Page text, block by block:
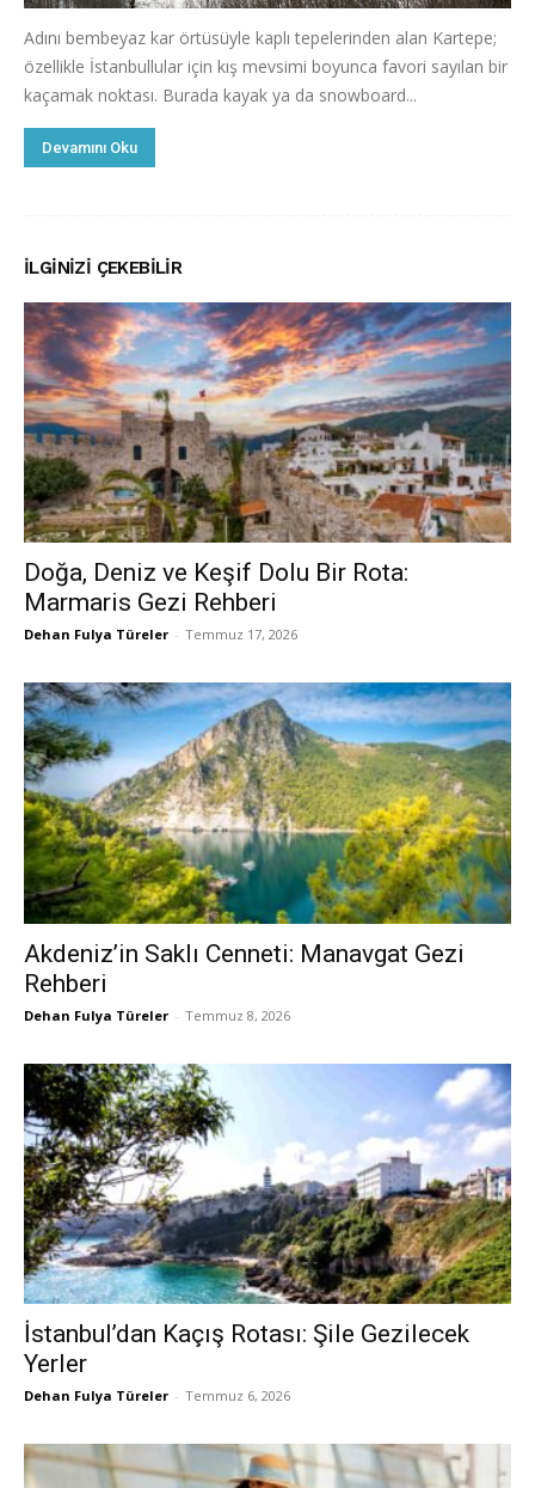
Adını bembeyaz kar örtüsüyle kaplı tepelerinden alan Kartepe;
özellikle İstanbullular için kış mevsimi boyunca favori sayılan bir
kaçamak noktası. Burada kayak ya da snowboard...
Devamını Oku
İLGINIZI ÇEKEBILIR
Doğa, Deniz ve Keşif Dolu Bir Rota:
Marmaris Gezi Rehberi
Dehan Fulya Türeler - Temmuz 17, 2026
Akdeniz’in Saklı Cenneti: Manavgat Gezi
Rehberi
Dehan Fulya Türeler - Temmuz 8, 2026
İstanbul’dan Kaçış Rotası: Şile Gezilecek
Yerler
Dehan Fulya Türeler - Temmuz 6, 2026